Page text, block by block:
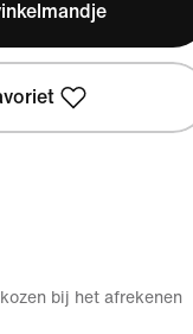
bij het afrekenen